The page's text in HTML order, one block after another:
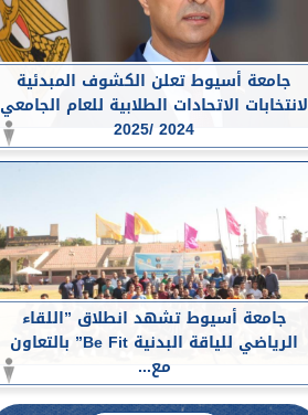
جامعة أسيوط تعلن الكشوف المبدئية
لانتخابات الاتحادات الطلابية للعام الجامعي
2024 /2025
جامعة أسيوط تشهد انطلاق ”اللقاء
الرياضي للياقة البدنية Be Fit” بالتعاون
مع...